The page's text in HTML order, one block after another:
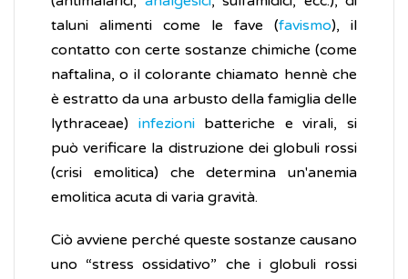
taluni alimenti come le fave (favismo), il
contatto con certe sostanze chimiche (come
naftalina, o il colorante chiamato hennè che
è estratto da una arbusto della famiglia delle
lythraceae) infezionibatteriche e virali, si
può verificare la distruzione dei globuli rossi
(crisi emolitica) che determina un'anemia
emolitica acuta di varia gravità.
Ciò avviene perché queste sostanze causano
uno “stress ossidativo” che i globuli rossi